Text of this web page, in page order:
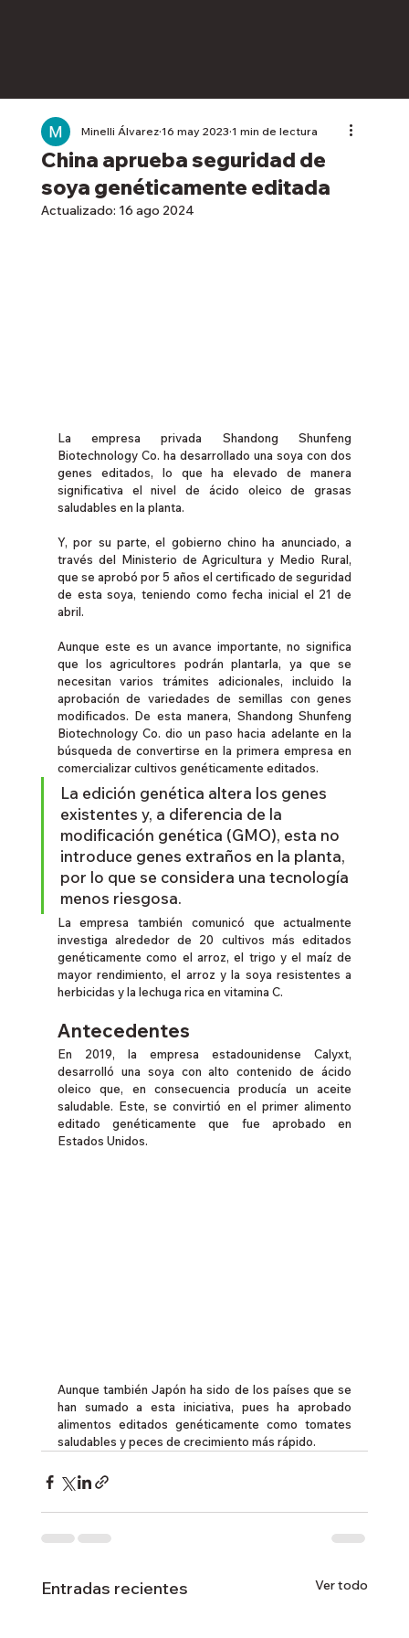
China aprueba seguridad de
soya genéticamente editada
Minelli Álvarez 16 may 2023 1 min de lectura
Actualizado: 16 ago 2024
La empresa privada Shandong Shunfeng
Biotechnology Co. ha desarrollado una soya con dos
genes editados, lo que ha elevado de manera
significativa el nivel de ácido oleico de grasas
saludables en la planta.
Y, por su parte, el gobierno chino ha anunciado, a
través del Ministerio de Agricultura y Medio Rural,
que se aprobó por 5 años el certificado de seguridad
de esta soya, teniendo como fecha inicial el 21 de
abril.
Aunque este es un avance importante, no significa
que los agricultores podrán plantarla, ya que se
necesitan varios trámites adicionales, incluido la
aprobación de variedades de semillas con genes
modificados. De esta manera, Shandong Shunfeng
Biotechnology Co. dio un paso hacia adelante en la
búsqueda de convertirse en la primera empresa en
comercializar cultivos genéticamente editados.
La edición genética altera los genes
existentes y, a diferencia de la
modificación genética (GMO), esta no
introduce genes extraños en la planta,
por lo que se considera una tecnología
menos riesgosa.
La empresa también comunicó que actualmente
investiga alrededor de 20 cultivos más editados
genéticamente como el arroz, el trigo y el maíz de
mayor rendimiento, el arroz y la soya resistentes a
herbicidas y la lechuga rica en vitamina C.
Antecedentes
En 2019, la empresa estadounidense Calyxt,
desarrolló una soya con alto contenido de ácido
oleico que, en consecuencia producía un aceite
saludable. Este, se convirtió en el primer alimento
editado genéticamente que fue aprobado en
Estados Unidos.
Aunque también Japón ha sido de los países que se
han sumado a esta iniciativa, pues ha aprobado
alimentos editados genéticamente como tomates
saludables y peces de crecimiento más rápido.
Entradas recientes Ver todo